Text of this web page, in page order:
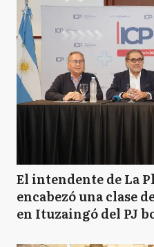
El intendente de La
encabezó una clase
en Ituzaingó del PJ